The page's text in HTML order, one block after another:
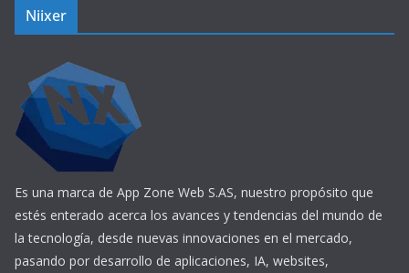
Niixer
Es una marca de App Zone Web S.AS, nuestro propósito que
estés enterado acerca los avances y tendencias del mundo de
la tecnología, desde nuevas innovaciones en el mercado,
pasando por desarrollo de aplicaciones, IA, websites,